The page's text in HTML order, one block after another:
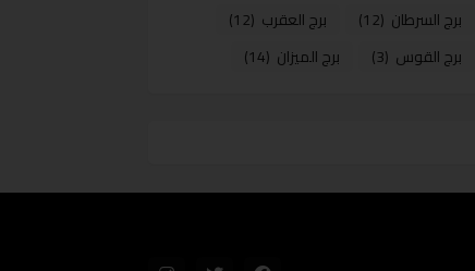
برج السرطان (12) برج العقرب (12)
برج القوس (3) برج الميزان (14)